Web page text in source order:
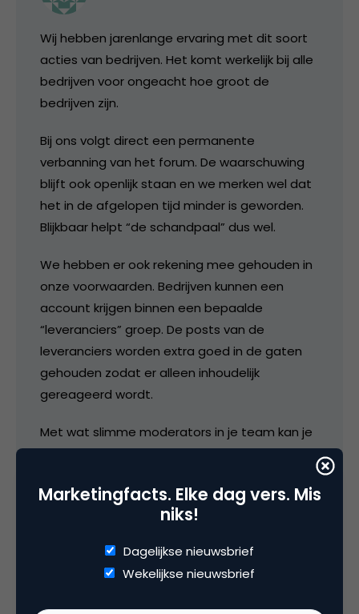
Wij hebben jarenlange ervaring met dit soort
acties van bedrijven. Het komt werkelijk bij alle
bedrijven voor ongeacht hoe groot de
bedrijven zijn.
Bij ons volgt direct een permanente
verbanning van het forum. De waarschuwing
blijft ook openlijk staan en we merken wel dat
het in de afgelopen tijd minder is geworden.
Blijkbaar helpt “de schandpaal” dus wel.
We hebben er ook rekening mee gehouden in
onze voorwaarden. Bedrijven kunnen een
account krijgen binnen een bepaalde
“leveranciers” groep. De posts van de
leveranciers worden extra goed in de gaten
gehouden zodat er alleen inhoudelijk
gereageerd wordt.
Met wat slimme moderators in je team kan je
al veel problemen voorkomen en vooral zaken
Veel partijen zijn al met hangende pootjes
weer toe, anderen die het echt te bont
gemaakt hebben niet.
Marketingfacts. Elke dag vers. Mis
niks!
Dagelijkse nieuwsbrief
Wekelijkse nieuwsbrief